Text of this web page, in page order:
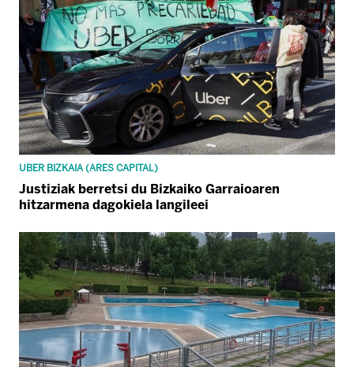
UBER BIZKAIA (ARES CAPITAL)
Justiziak berretsi du Bizkaiko Garraioaren
hitzarmena dagokiela langileei